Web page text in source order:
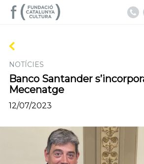
NOTÍCIES
Banco Santander
Mecenatge
12/07/2023